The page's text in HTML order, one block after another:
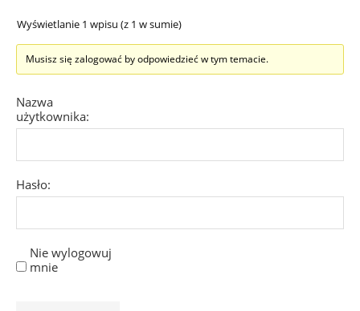
Wyświetlanie 1 wpisu (z 1 w sumie)
Musisz się zalogować by odpowiedzieć w tym temacie.
Nazwa
użytkownika:
Hasło:
Nie wylogowuj
mnie